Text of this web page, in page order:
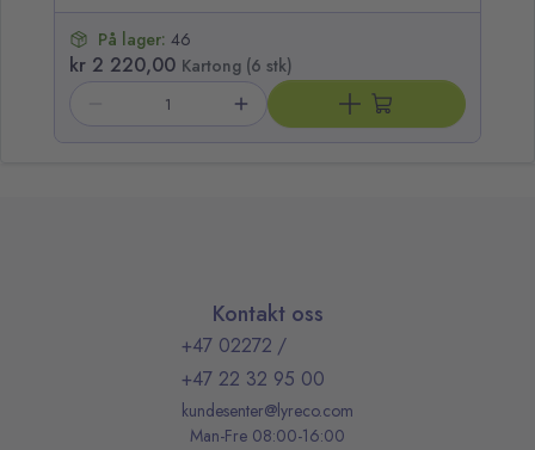
På lager: 46
kr 2 220,00 Kartong (6 stk)
Kontakt oss
+47 02272 /
+47 22 32 95 00
kundesenter@lyreco.com
Man-Fre 08:00-16:00